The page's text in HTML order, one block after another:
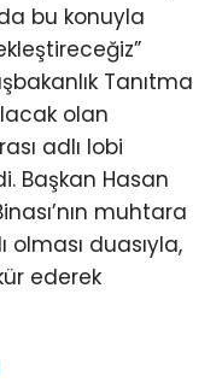
bu konuyla
Tanıtma
olan
adlı lobi
Başkan Hasan
muhtara
olması duasıyla,
ederek